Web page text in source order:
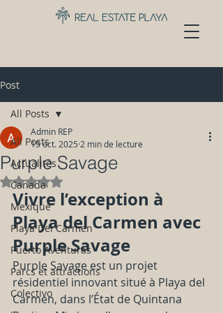
Post
All Posts
Actualités
Canada
Mexique
Playa Del Carmen
Puerto Aventuras
Parcs et attractions
Colectivo
All Posts
Purple Savage
Admin REP
15 oct. 2025 2 min de lecture
Noté NaN étoiles sur 5.
Vivre l’exception à
Playa del Carmen avec
Purple Savage
Purple Savage est un projet
résidentiel innovant situé à Playa del
Carmen, dans l’État de Quintana